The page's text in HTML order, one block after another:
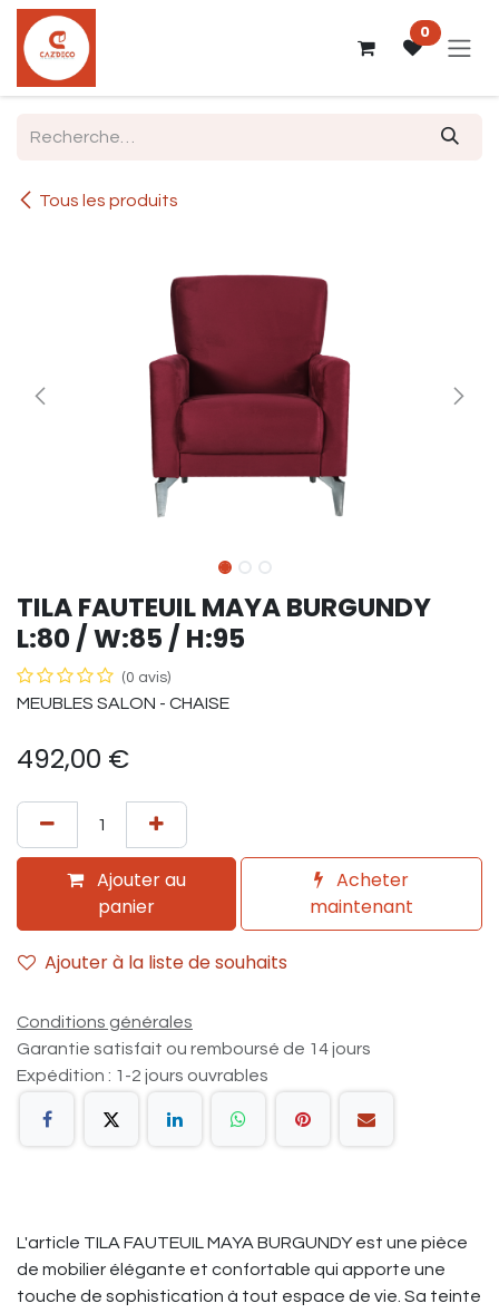
Se rendre au contenu
0
Tous les produits
TILA FAUTEUIL MAYA BURGUNDY
L:80 / W:85 / H:95
(0 avis)
MEUBLES SALON - CHAISE
492,00 €
Ajouter au
panier
Acheter
maintenant
Ajouter à la liste de souhaits
Conditions générales
Garantie satisfait ou remboursé de 14 jours
Expédition : 1-2 jours ouvrables
L'article TILA FAUTEUIL MAYA BURGUNDY est une pièce
de mobilier élégante et confortable qui apporte une
touche de sophistication à tout espace de vie. Sa teinte